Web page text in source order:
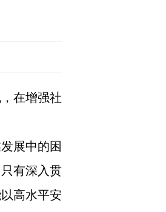
在增强社
展中的困
有深入贯
高水平安